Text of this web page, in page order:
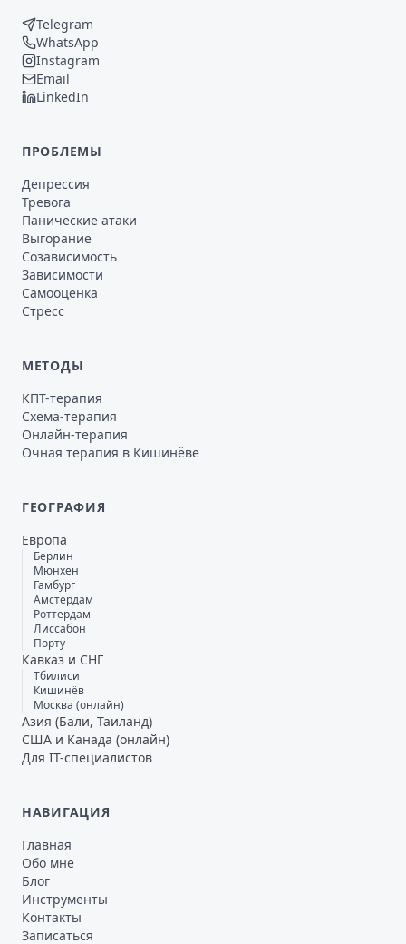
Telegram
WhatsApp
Instagram
Email
LinkedIn
ПРОБЛЕМЫ
Депрессия
Тревога
Панические атаки
Выгорание
Созависимость
Зависимости
Самооценка
Стресс
МЕТОДЫ
КПТ-терапия
Схема-терапия
Онлайн-терапия
Очная терапия в Кишинёве
ГЕОГРАФИЯ
Европа
Берлин
Мюнхен
Гамбург
Амстердам
Роттердам
Лиссабон
Порту
Кавказ и СНГ
Тбилиси
Кишинёв
Москва (онлайн)
Азия (Бали, Таиланд)
США и Канада (онлайн)
Для IT-специалистов
НАВИГАЦИЯ
Главная
Обо мне
Блог
Инструменты
Контакты
Записаться